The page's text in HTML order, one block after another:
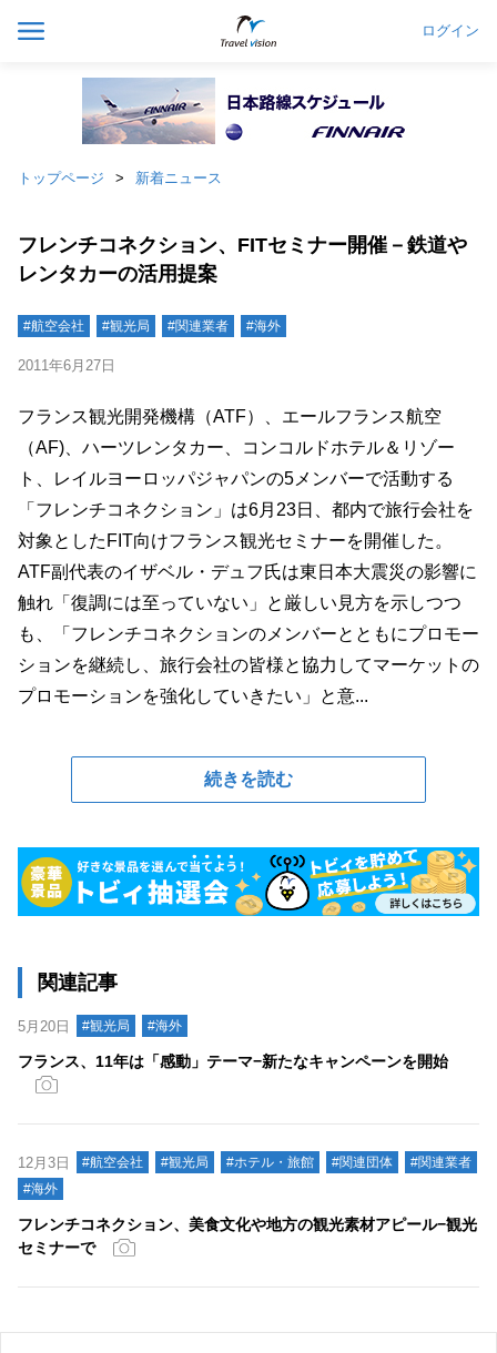
ログイン
トップページ 新着ニュース
フレンチコネクション、FITセミナー開催－鉄道や
レンタカーの活用提案
#航空会社 #観光局 #関連業者 #海外
2011年6月27日
フランス観光開発機構（ATF）、エールフランス航空
（AF)、ハーツレンタカー、コンコルドホテル＆リゾー
ト、レイルヨーロッパジャパンの5メンバーで活動する
「フレンチコネクション」は6月23日、都内で旅行会社を
対象としたFIT向けフランス観光セミナーを開催した。
ATF副代表のイザベル・デュフ氏は東日本大震災の影響に
触れ「復調には至っていない」と厳しい見方を示しつつ
も、「フレンチコネクションのメンバーとともにプロモー
ションを継続し、旅行会社の皆様と協力してマーケットの
プロモーションを強化していきたい」と意...
続きを読む
関連記事
5月20日 #観光局 #海外
フランス、11年は「感動」テーマ−新たなキャンペーンを開始
12月3日 #航空会社 #観光局 #ホテル・旅館 #関連団体
#関連業者
#海外
フレンチコネクション、美食文化や地方の観光素材アピール−観光
セミナーで